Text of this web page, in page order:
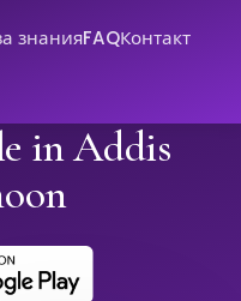
знанияFAQКонтакт
in Addis